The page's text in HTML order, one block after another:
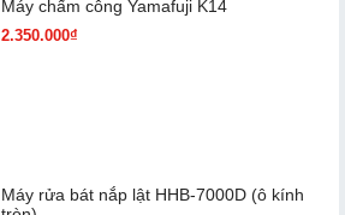
Máy chấm cô​ng Yamafuji K14
2.350.000₫
Máy rửa bát nắp lật HHB-7000D (ô kính